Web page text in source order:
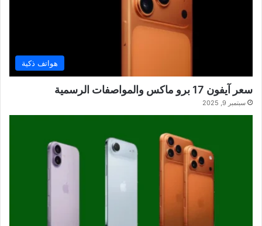
هواتف ذكية
سعر آيفون 17 برو ماكس والمواصفات الرسمية
سبتمبر 9, 2025